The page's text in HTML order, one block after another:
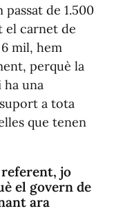
de 1.500
el carnet de
mil, hem
perquè la
una
a tota
que tenen
jo
el govern de
ara